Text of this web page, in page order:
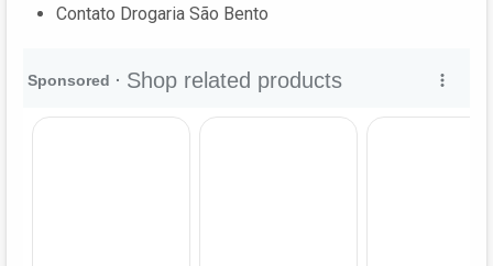
Contato Drogaria São Bento